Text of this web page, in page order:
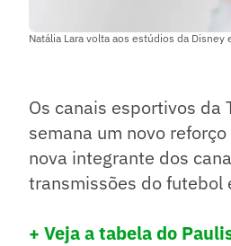
Natália Lara volta aos estúdios da
Os canais esportivos da
semana um novo
nova integrante dos
transmissões do futebol
+ Veja a tabela do